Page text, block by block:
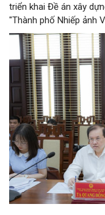
triển khai Đề án xây
"Thành phố Nhiếp ảnh